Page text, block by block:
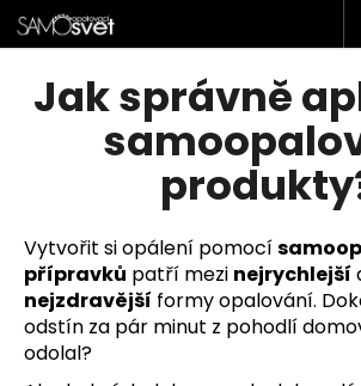
na
obsah
Jak správně
Vytvořit si opálení pomocí
přípravků patří mezi nejrychlejší
nejzdravější formy opalování.
odstín za pár minut z pohodlí
odolal?
o
t
ř
e
b